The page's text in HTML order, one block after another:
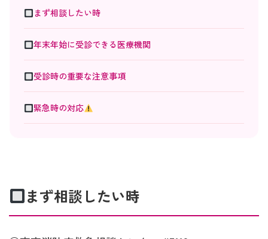
まず相談したい時
年末年始に受診できる医療機関
受診時の重要な注意事項
緊急時の対応
まず相談したい時